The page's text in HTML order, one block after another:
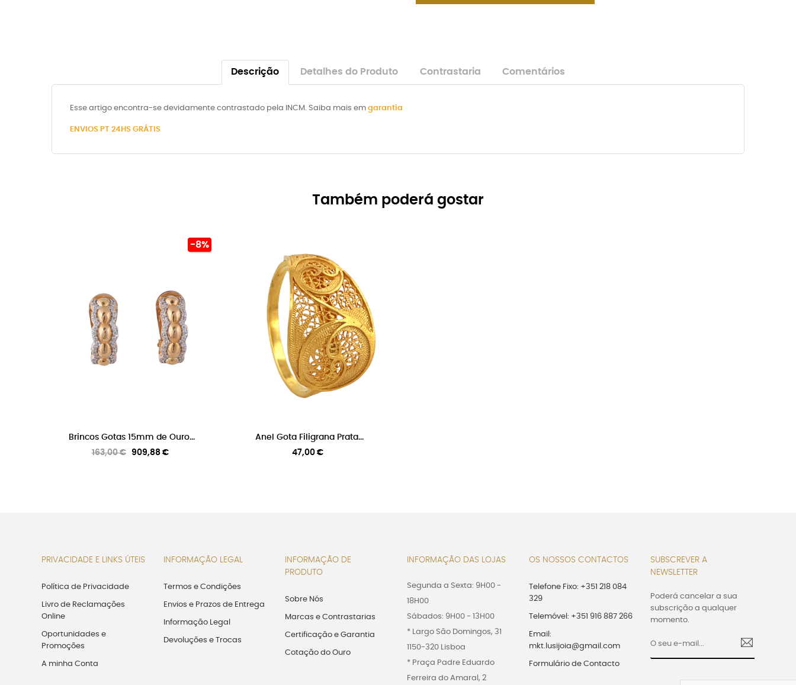
Descrição Detalhes do Produto Contrastaria Comentários
Esse artigo encontra-se devidamente contrastado pela INCM. Saiba mais em garantia
ENVIOS PT 24HS GRÁTIS
Também poderá gostar
-8%
Brincos Gotas 15mm de Ouro...
Preço
163,00 € Preço
909,88 €
Anel Gota Filigrana Prata...
Preço
47,00 €
PRIVACIDADE E LINKS ÚTEIS
Política de Privacidade
Livro de Reclamações
Online
Oportunidades e
Promoções
A minha Conta
INFORMAÇÃO LEGAL
Termos e Condições
Envios e Prazos de Entrega
Informação Legal
Devoluções e Trocas
INFORMAÇÃO DE
PRODUTO
Sobre Nós
Marcas e Contrastarias
Certificação e Garantia
Cotação do Ouro
INFORMAÇÃO DAS LOJAS
Segunda a Sexta: 9H00 -
18H00
Sábados: 9H00 - 13H00
* Largo São Domingos, 31
1150-320 Lisboa
* Praça Padre Eduardo
Ferreira do Amaral, 2
OS NOSSOS CONTACTOS
Telefone Fixo: +351 218 084
329
Telemóvel: +351 916 887 266
Email:
mkt.lusijoia@gmail.com
Formulário de Contacto
SUBSCREVER A
NEWSLETTER
Poderá cancelar a sua
subscrição a qualquer
momento.